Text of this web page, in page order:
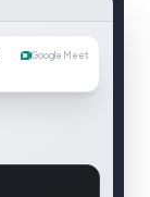
Google Meet